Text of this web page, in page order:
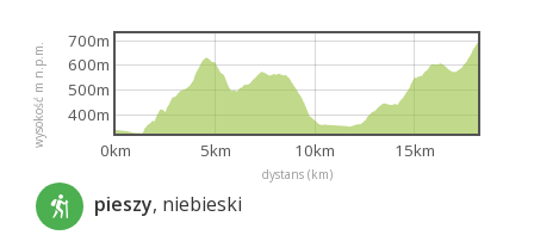
dystans (km)
wysokość m n.p.m.
0km 5km 10km 15km
400m
500m
600m
700m
pieszy, niebieski